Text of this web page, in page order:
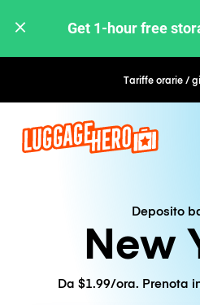
Get 1-hour free
Tariffe orarie / giornaliere
Deposito
New
Da $1.99/ora. Prenota